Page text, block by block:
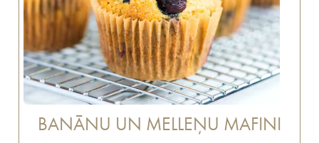
BANĀNU UN MELLEŅU MAFINI